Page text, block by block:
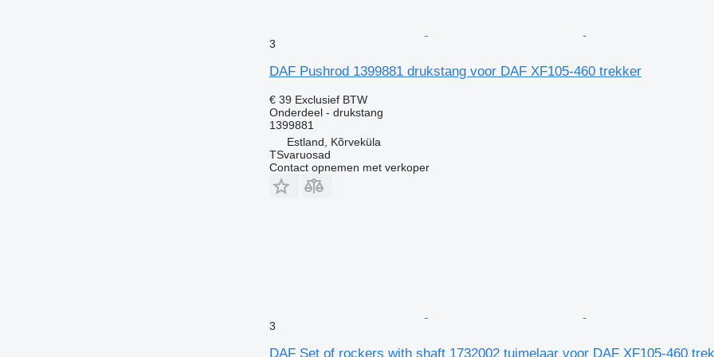
3
DAF Pushrod 1399881 drukstang voor DAF XF105-460 trekker
€ 39 Exclusief BTW
Onderdeel - drukstang
1399881
Estland, Kõrveküla
TSvaruosad
Contact opnemen met verkoper
3
DAF Set of rockers with shaft 1732002 tuimelaar voor DAF XF105-460